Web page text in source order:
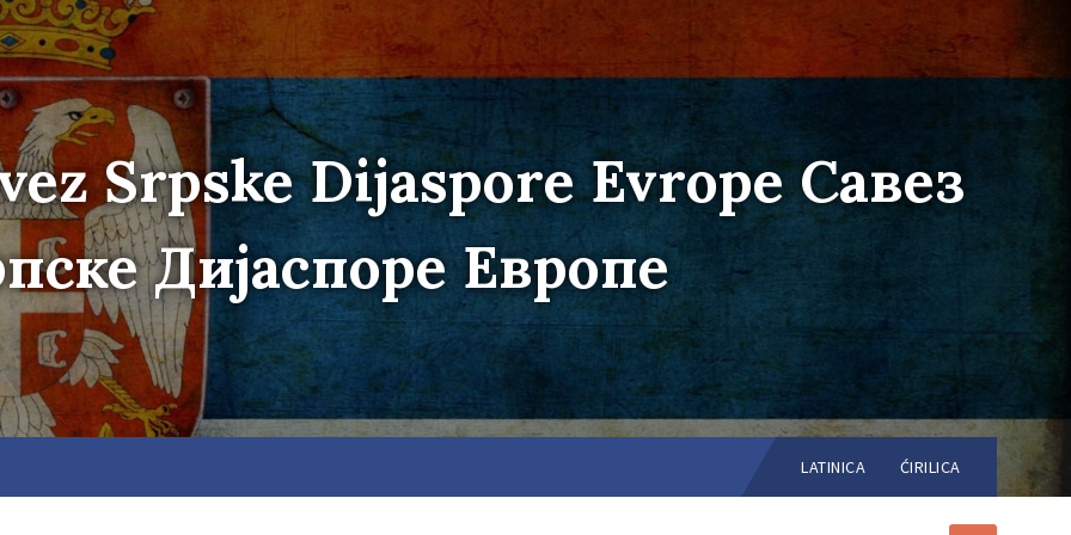
Srpske Dijaspore Evrope Савез
Дијаспоре Европе
Choose
language:
LATINICA ĆIRILICA